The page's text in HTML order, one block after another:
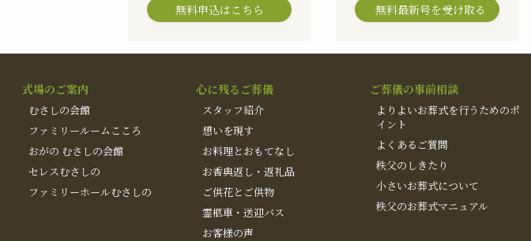
無料申込はこちら 無料最新号を受け取る
式場のご案内
むさしの会館
ファミリールームこころ
おがの むさしの会館
セレスむさしの
ファミリーホールむさしの
心に残るご葬儀
スタッフ紹介
想いを現す
お料理とおもてなし
お香典返し・返礼品
ご供花とご供物
霊柩車・送迎バス
お客様の声
ご葬儀の事前相談
よりよいお葬式を行うためのポ
イント
よくあるご質問
秩父のしきたり
小さいお葬式について
秩父のお葬式マニュアル